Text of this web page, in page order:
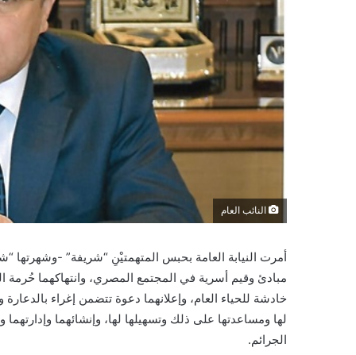
النائب العام
أمرت النيابة العامة بحبس المتهمتيْنِ “شريفة” -وشهرتها
مبادئ وقيم أسرية في المجتمع المصري، وانتهاكهما
خادشة للحياء العام، وإعلانهما دعوة تتضمن إغراء
لها ومساعدتها على ذلك وتسهيلها لها، وإنشائهما
الجرائم.